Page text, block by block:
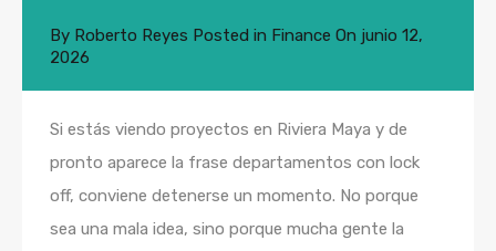
By Roberto Reyes Posted in Finance On junio 12,
2026
Si estás viendo proyectos en Riviera Maya y de
pronto aparece la frase departamentos con lock
off, conviene detenerse un momento. No porque
sea una mala idea, sino porque mucha gente la